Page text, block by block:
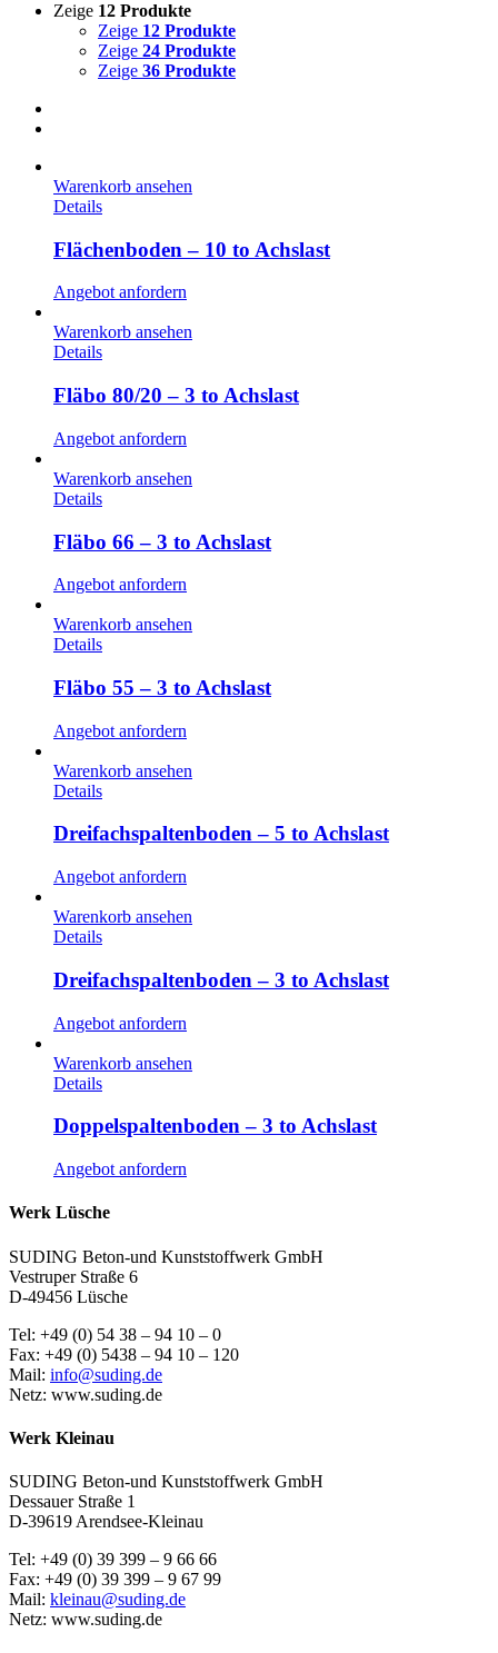
Zeige 12 Produkte
Zeige 12 Produkte
Zeige 24 Produkte
Zeige 36 Produkte
Warenkorb ansehen
Details
Flächenboden – 10 to Achslast
Angebot anfordern
Warenkorb ansehen
Details
Fläbo 80/20 – 3 to Achslast
Angebot anfordern
Warenkorb ansehen
Details
Fläbo 66 – 3 to Achslast
Angebot anfordern
Warenkorb ansehen
Details
Fläbo 55 – 3 to Achslast
Angebot anfordern
Warenkorb ansehen
Details
Dreifachspaltenboden – 5 to Achslast
Angebot anfordern
Warenkorb ansehen
Details
Dreifachspaltenboden – 3 to Achslast
Angebot anfordern
Warenkorb ansehen
Details
Doppelspaltenboden – 3 to Achslast
Angebot anfordern
Werk Lüsche
SUDING Beton-und Kunststoffwerk GmbH
Vestruper Straße 6
D-49456 Lüsche
Tel: +49 (0) 54 38 – 94 10 – 0
Fax: +49 (0) 5438 – 94 10 – 120
Mail: info@suding.de
Netz: www.suding.de
Werk Kleinau
SUDING Beton-und Kunststoffwerk GmbH
Dessauer Straße 1
D-39619 Arendsee-Kleinau
Tel: +49 (0) 39 399 – 9 66 66
Fax: +49 (0) 39 399 – 9 67 99
Mail: kleinau@suding.de
Netz: www.suding.de